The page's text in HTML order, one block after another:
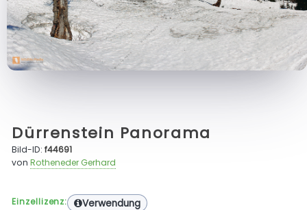
Dürrenstein Panorama
Bild-ID:f44691
vonRotheneder Gerhard
Einzellizenz: Verwendung